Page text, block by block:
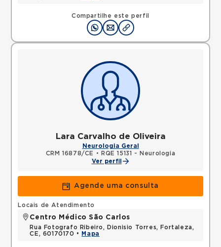
Compartilhe este perfil
Lara Carvalho de Oliveira
Neurologia Geral
CRM 16878/CE
•
RQE 15131 - Neurologia
Ver perfil
Agende uma consulta
Locais de Atendimento
Centro Médico São Carlos
Rua Fotografo Ribeiro, Dionisio Torres, Fortaleza,
CE, 60170170 •
Mapa